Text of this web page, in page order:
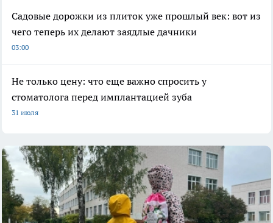
Садовые дорожки из плиток уже прошлый век: вот из
чего теперь их делают заядлые дачники
03:00
Не только цену: что еще важно спросить у
стоматолога перед имплантацией зуба
31 июля